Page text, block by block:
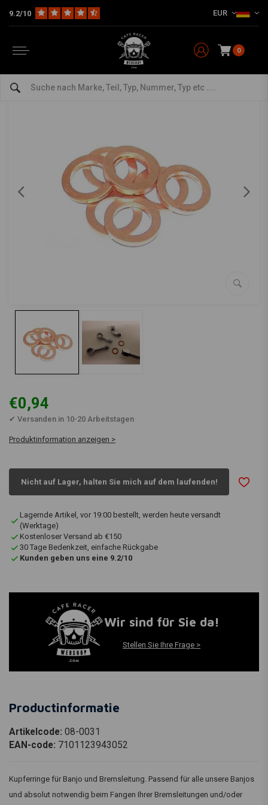
9.2/10 EUR
0
The Workshop Kupfer Brems Anschluss Ringen
Kupfer Brems Anschluss Ringen
€0,94
✔ Versanden in 10-20 Arbeitstagen
Produktinformation anzeigen >
Nicht auf Lager, halten Sie mich auf dem laufenden!
Lagernde Artikel, vor 19:00 bestellt, werden heute versandt
(Werktage)
Kostenloser Versand ab €150
30 Tage Bedenkzeit, einfache Rückgabe
Kunden geben uns eine 9.2/10
Wir sind für Sie da!
Stellen Sie Ihre Frage >
Productinformatie
Artikelcode: 08-0031
EAN-code: 7101123943052
Kupferringe für Banjo und Bremsleitung. Passend für alle unsere Banjos
und absolut notwendig beim Fangen Ihrer Bremsleitungen und/oder